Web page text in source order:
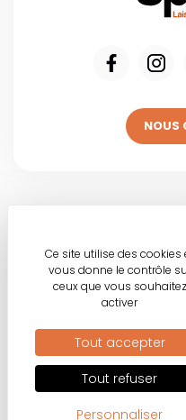
NOUS
NOS BOUTIQUES
Nos engagements
MODE
Ce site utilise des cookies
vous donne le contrôle
ceux que vous souhaitez
activer
Tout accepter
Tout refuser
Personnaliser